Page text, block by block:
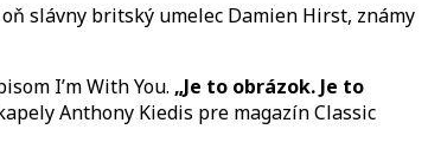
slávny britský umelec Damien Hirst, známy
I’m With You. „Je to obrázok. Je to
Anthony Kiedis pre magazín Classic